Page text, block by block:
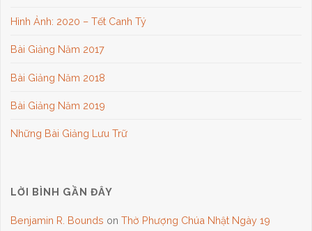
Hình Ảnh: 2020 – Tết Canh Tý
Bài Giảng Năm 2017
Bài Giảng Năm 2018
Bài Giảng Năm 2019
Những Bài Giảng Lưu Trữ
LỜI BÌNH GẦN ĐÂY
Benjamin R. Bounds onThờ Phượng Chúa Nhật Ngày 19